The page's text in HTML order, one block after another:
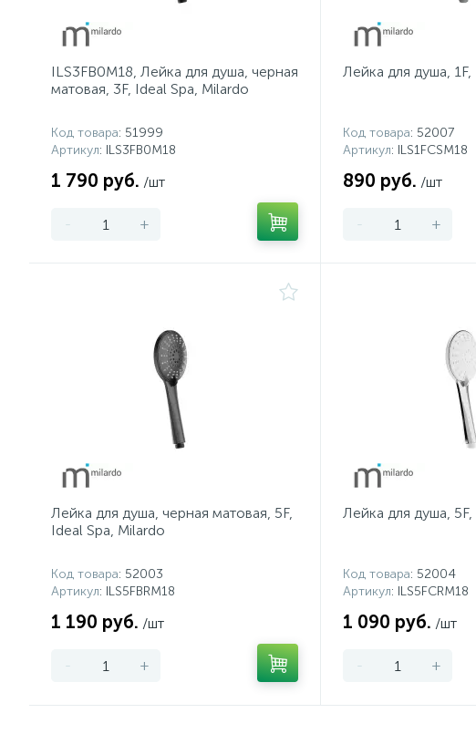
ILS3FB0M18, Лейка для душа, черная
матовая, 3F, Ideal Spa, Milardo
Код товара: 51999
Артикул: ILS3FB0M18
1 790 руб. /шт
- +
Лейка для душа,
Код товара: 52007
Артикул: ILS1FCSM18
890 руб. /шт
- +
Лейка для душа, черная матовая, 5F,
Ideal Spa, Milardo
Код товара: 52003
Артикул: ILS5FBRM18
1 190 руб. /шт
- +
Лейка для душа,
Код товара: 52004
Артикул: ILS5FCRM18
1 090 руб. /шт
- +